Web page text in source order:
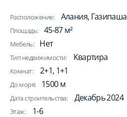
Расположение: Алания, Газипаша
Площадь: 45-87 м²
Мебель: Нет
Тип недвижимости: Квартира
Комнат: 2+1, 1+1
До моря: 1500 м
Дата строительства: Декабрь 2024
Этаж: 1-6